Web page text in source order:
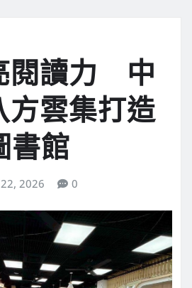
閱讀力 中
方雲集打造
書館
2026 0